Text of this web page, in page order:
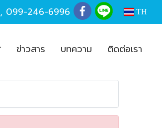
, 099-246-6996 TH
ข่าวสาร บทความ ติดต่อเรา